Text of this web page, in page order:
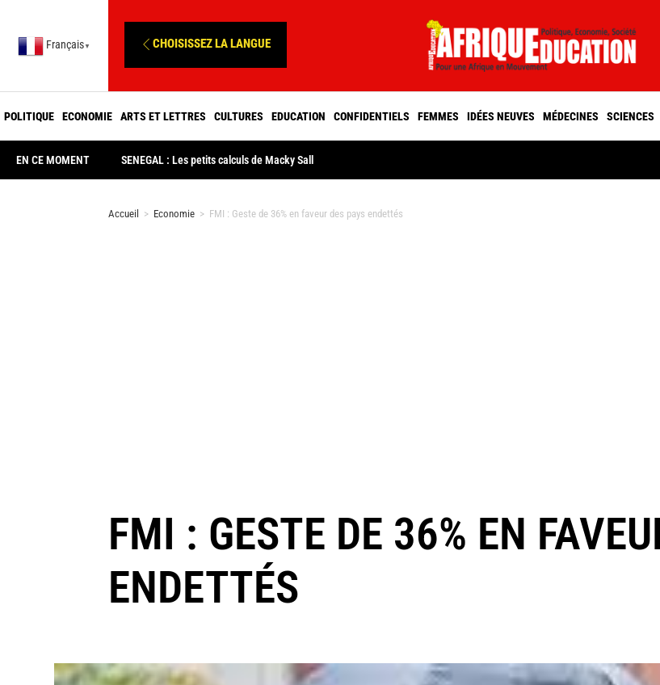
Français ▼ CHOISISSEZ LA LANGUE
POLITIQUE ECONOMIE ARTS ET LETTRES CULTURES EDUCATION CONFIDENTIELS FEMMES IDÉES NEUVES MÉDECINES SCIENCES
EN CE MOMENT SENEGAL : Les petits calculs de Macky Sall
Accueil > Economie > FMI : Geste de 36% en faveur des pays endettés
FMI : GESTE DE 36% EN
ENDETTÉS